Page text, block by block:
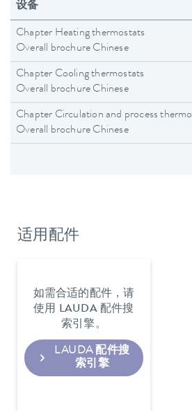
设备
Chapter Heating thermostats
Overall brochure Chinese
Chapter Cooling thermostats
Overall brochure Chinese
Chapter Circulation and process
Overall brochure Chinese
适用配件
如需合适的配件，请
使用 LAUDA 配件搜
索引擎。
LAUDA 配件搜
索引擎